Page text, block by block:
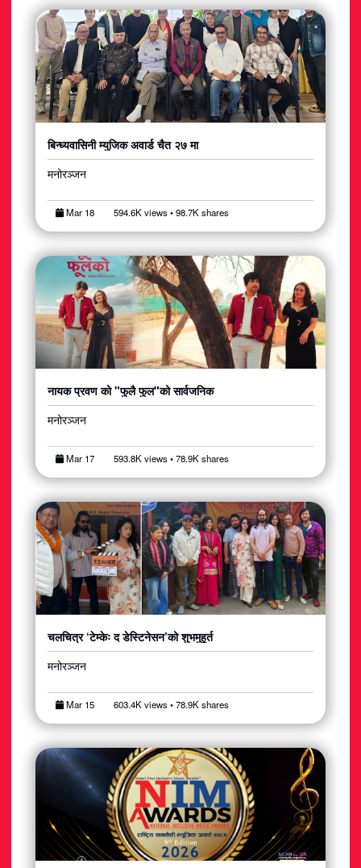
बिन्ध्यवासिनी म्युजिक अवार्ड चैत २७ मा
मनोरञ्जन
Mar 18 594.6K views • 98.7K shares
नायक प्रवण को "फुलै फुल"को सार्वजनिक
मनोरञ्जन
Mar 17 593.8K views • 78.9K shares
चलचित्र ‘टेम्केः द डेस्टिनेसन’को शुभमुहूर्त
मनोरञ्जन
Mar 15 603.4K views • 78.9K shares